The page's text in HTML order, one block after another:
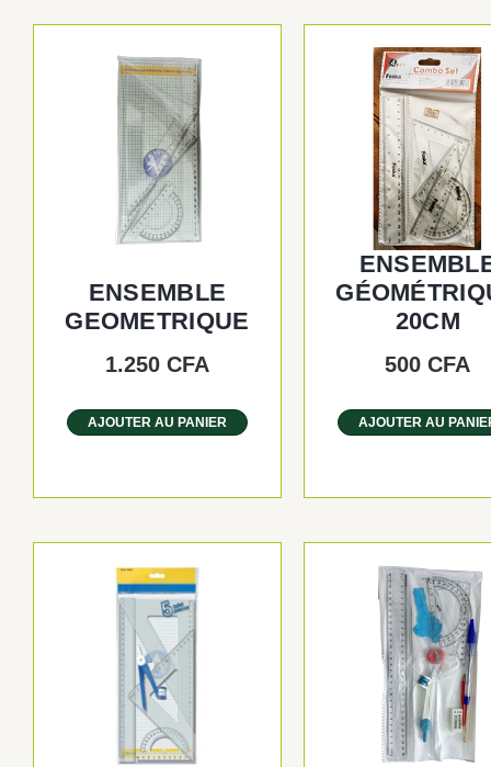
ENSEMBLE
GEOMETRIQUE
1.250 CFA
AJOUTER AU PANIER
20CM
500CFA
AJOUTER AU